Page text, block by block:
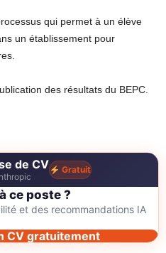
qui permet à un élève
un établissement pour
des résultats du BEPC.
de CV Gratuit
ce poste ?
et des recommandations IA
CV gratuitement